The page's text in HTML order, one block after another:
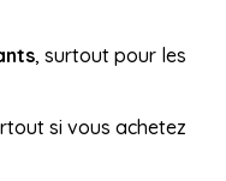
, surtout pour les
si vous achetez